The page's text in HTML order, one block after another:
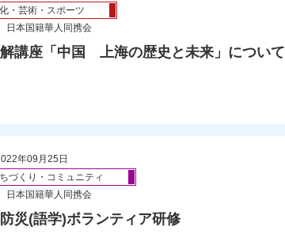
・芸術・スポーツ
日本国籍華人同携会
講座「中国 上海の歴史と未来」について
年09月25日
づくり・コミュニティ
日本国籍華人同携会
災(語学)ボランティア研修